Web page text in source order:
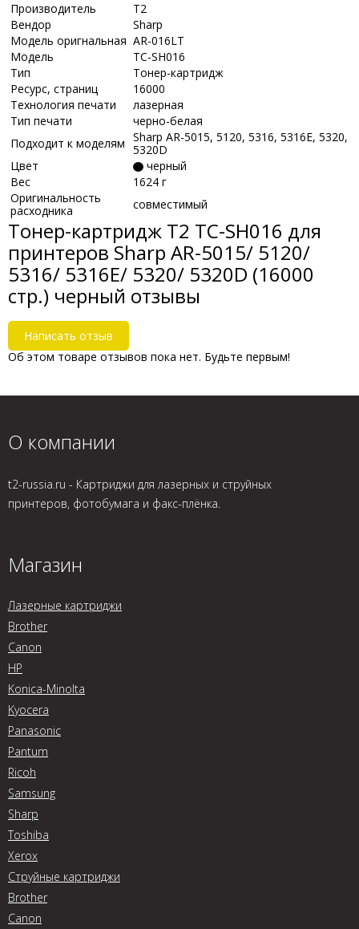
Производитель
Т2
Вендор
Sharp
Модель оригнальная AR-016LT
Модель
TC-SH016
Тип
Тонер-картридж
Ресурс, страниц
16000
Технология печати
лазерная
Тип печати
черно-белая
Подходит к моделям Sharp AR-5015, 5120, 5316, 5316E, 5320,
5320D
Цвет
черный
Вес
1624 г
Оригинальность
расходника
совместимый
Тонер-картридж T2 TC-SH016 для
принтеров Sharp AR-5015/ 5120/
5316/ 5316E/ 5320/ 5320D (16000
стр.) черный отзывы
Написать отзыв
Об этом товаре отзывов пока нет. Будьте первым!
О компании
t2-russia.ru - Картриджи для лазерных и струйных
принтеров, фотобумага и факс-плёнка.
Магазин
Лазерные картриджи
Brother
Canon
HP
Konica-Minolta
Kyocera
Panasonic
Pantum
Ricoh
Samsung
Sharp
Toshiba
Xerox
Струйные картриджи
Brother
Canon